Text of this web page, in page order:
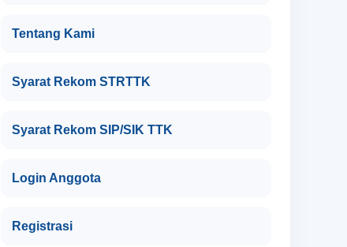
Tentang Kami
Syarat Rekom STRTTK
Syarat Rekom SIP/SIK TTK
Login Anggota
Registrasi